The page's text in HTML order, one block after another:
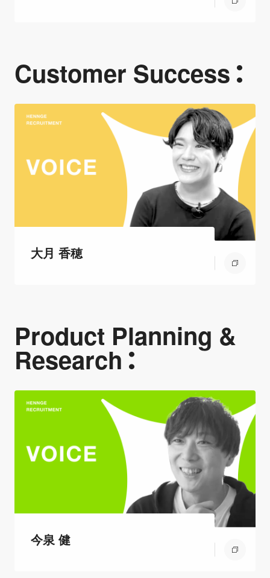
Customer Success
大月 香穂
Product Planning &
Research
今泉 健